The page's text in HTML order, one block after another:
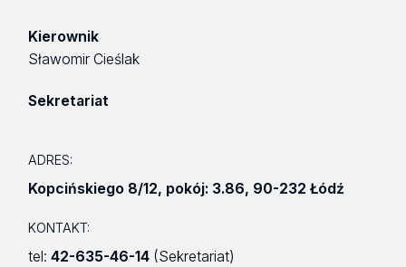
Kierownik
Sławomir Cieślak
Sekretariat
ADRES:
Kopcińskiego 8/12, pokój: 3.86, 90-232 Łódź
KONTAKT:
tel:42-635-46-14 (Sekretariat)